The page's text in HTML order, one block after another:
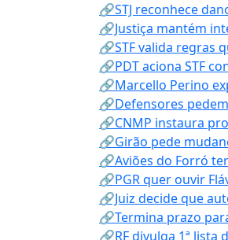
🔗STJ reconhece
🔗Justiça mantém
🔗STF valida regras
🔗PDT aciona STF
🔗Marcello Perino
🔗Defensores
🔗CNMP instaura
🔗Girão pede
🔗Aviões do Forró
🔗PGR quer ouvir
🔗Juiz decide que
🔗Termina prazo
🔗RF divulga 1ª lista